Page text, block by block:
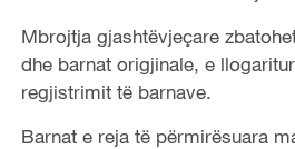
Mbrojtja gjashtëvjeçare
dhe barnat origjinale, e
regjistrimit të barnave.
Barnat e reja të përmirësuara